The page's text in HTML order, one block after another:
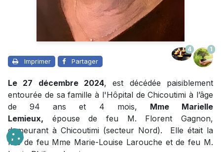
Imprimer Partager
4 1
Le 27 décembre 2024, est décédée paisiblement
entourée de sa famille à l'Hôpital de Chicoutimi à l’âge
de 94 ans et 4 mois, Mme Marielle
Lemieux, épouse de feu M. Florent Gagnon,
demeurant à Chicoutimi (secteur Nord). Elle était la
fille de feu Mme Marie-Louise Larouche et de feu M.